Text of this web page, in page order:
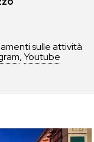
sulle attività
,Youtube